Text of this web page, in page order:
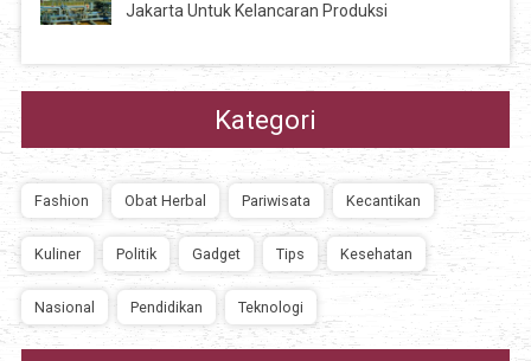
Jakarta Untuk Kelancaran Produksi
Kategori
Fashion Obat Herbal Pariwisata Kecantikan
Kuliner Politik Gadget Tips Kesehatan
Nasional Pendidikan Teknologi